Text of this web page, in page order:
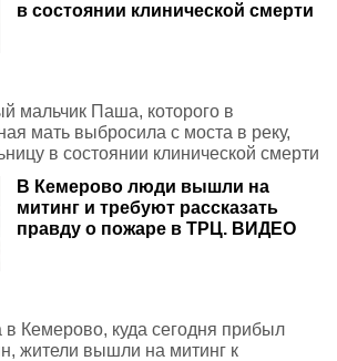
в состоянии клинической смерти
мальчик Паша, которого в
мать выбросила с моста в реку,
в состоянии клинической смерти
В Кемерово люди вышли на
митинг и требуют рассказать
правду о пожаре в ТРЦ. ВИДЕО
Кемерово, куда сегодня прибыл
жители вышли на митинг к